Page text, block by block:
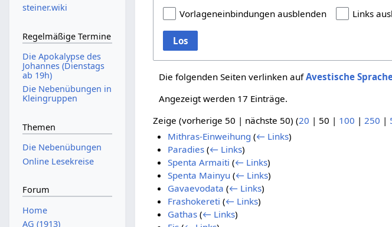
Vorlageneinbindungen ausblenden Links
Los
Die folgenden Seiten verlinken aufAvestische
Angezeigt werden 17 Einträge.
Zeige (vorherige 50 | nächste 50) (20 | 50 | 100 |250 |
Mithras-Einweihung (← Links)
Paradies (← Links)
Spenta Armaiti (← Links)
Spenta Mainyu (← Links)
Gavaevodata (← Links)
Frashokereti (← Links)
Gathas (← Links)
steiner.wiki
Regelmäßige Termine
Die Apokalypse des
Johannes (Dienstags
ab 19h)
Die Nebenübungen in
Kleingruppen
Themen
Die Nebenübungen
Online Lesekreise
Forum
Home
AG (1913)